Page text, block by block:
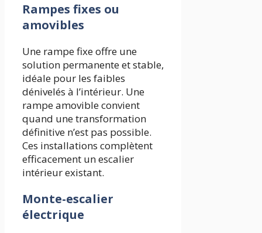
Rampes fixes ou
amovibles
Une rampe fixe offre une
solution permanente et stable,
idéale pour les faibles
dénivelés à l’intérieur. Une
rampe amovible convient
quand une transformation
définitive n’est pas possible.
Ces installations complètent
efficacement un escalier
intérieur existant.
Monte-escalier
électrique